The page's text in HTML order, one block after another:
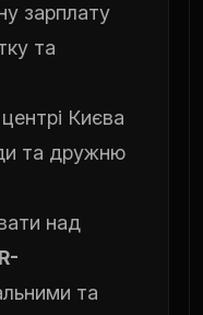
зарплату
та
Києва
та дружню
над
та